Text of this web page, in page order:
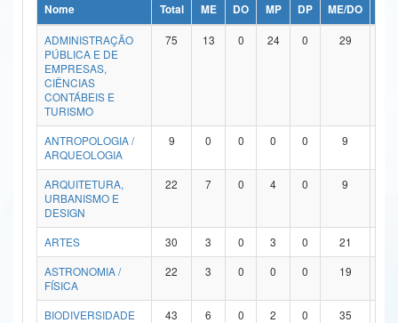
Ministério da Ciência, Tecnologia, Inovações e Comunicações
Ministério do Meio Ambiente
Ministério do Turismo
Ministério do Desenvolvimento Regional
Controladoria-Geral da União
Ministério da Mulher, da Família e dos Direitos Humanos
Secretaria de Governo
Nome Total ME DO MP DP ME/DO
ADMINISTRAÇÃO
PÚBLICA E DE
EMPRESAS,
CIÊNCIAS
CONTÁBEIS E
TURISMO
75 13 0 24 0 29
ANTROPOLOGIA /
ARQUEOLOGIA
9 0 0 0 0 9
ARQUITETURA,
URBANISMO E
DESIGN
22 7 0 4 0 9
ARTES 30 3 0 3 0 21
ASTRONOMIA /
FÍSICA
22 3 0 0 0 19
BIODIVERSIDADE 43 6 0 2 0 35